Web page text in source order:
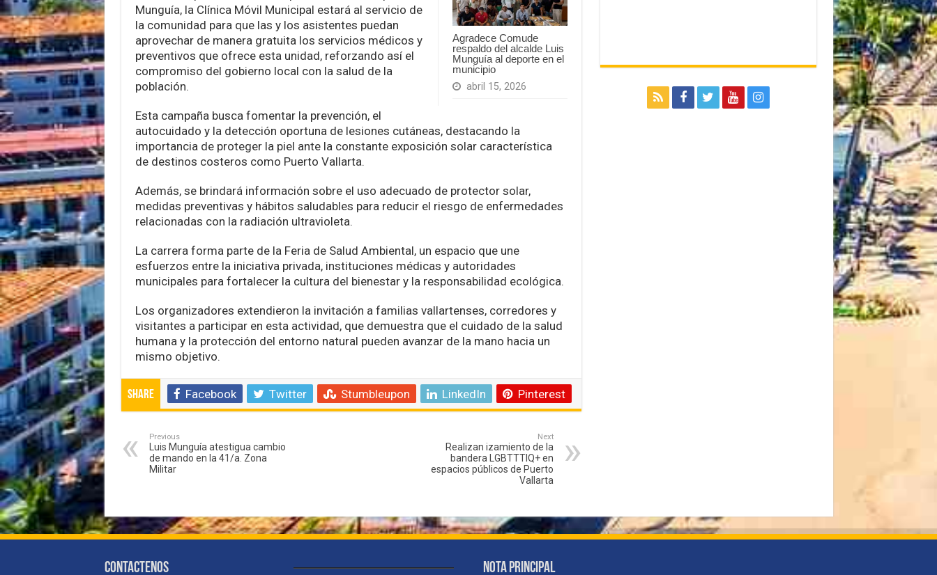
Agradece Comude
respaldo del alcalde Luis
Munguía al deporte en el
municipio
abril 15, 2026
Munguía, la Clínica Móvil Municipal estará al servicio de
la comunidad para que las y los asistentes puedan
aprovechar de manera gratuita los servicios médicos y
preventivos que ofrece esta unidad, reforzando así el
compromiso del gobierno local con la salud de la
población.
Esta campaña busca fomentar la prevención, el
autocuidado y la detección oportuna de lesiones cutáneas, destacando la
importancia de proteger la piel ante la constante exposición solar característica
de destinos costeros como Puerto Vallarta.
Además, se brindará información sobre el uso adecuado de protector solar,
medidas preventivas y hábitos saludables para reducir el riesgo de enfermedades
relacionadas con la radiación ultravioleta.
La carrera forma parte de la Feria de Salud Ambiental, un espacio que une
esfuerzos entre la iniciativa privada, instituciones médicas y autoridades
municipales para fortalecer la cultura del bienestar y la responsabilidad ecológica.
Los organizadores extendieron la invitación a familias vallartenses, corredores y
visitantes a participar en esta actividad, que demuestra que el cuidado de la salud
humana y la protección del entorno natural pueden avanzar de la mano hacia un
mismo objetivo.
Share Facebook Twitter Stumbleupon LinkedIn Pinterest
Previous
Luis Munguía atestigua cambio
de mando en la 41/a. Zona
Militar
Next
Realizan izamiento de la
bandera LGBTTTIQ+ en
espacios públicos de Puerto
Vallarta
Contactenos Nota Principal